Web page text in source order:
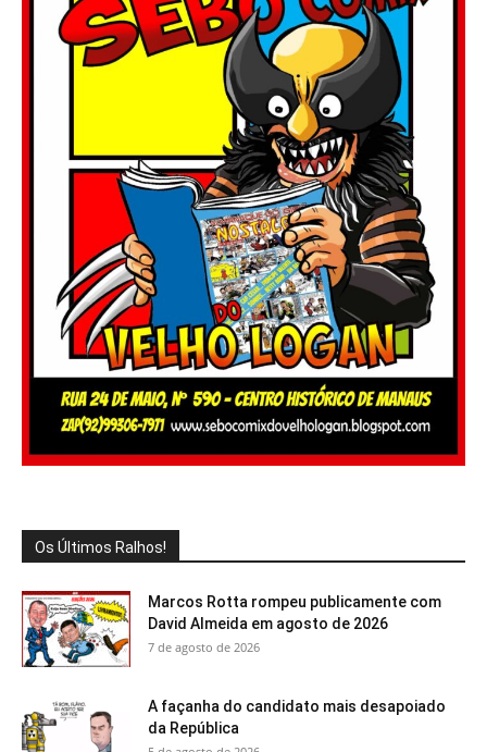
Os Últimos Ralhos!
Marcos Rotta rompeu publicamente com
David Almeida em agosto de 2026
7 de agosto de 2026
A façanha do candidato mais desapoiado
da República